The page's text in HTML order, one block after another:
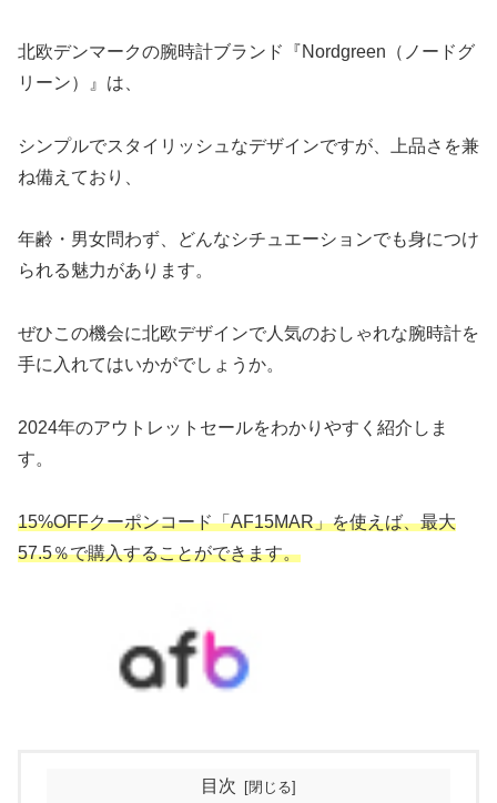
北欧デンマークの腕時計ブランド『Nordgreen（ノードグ
リーン）』は、
シンプルでスタイリッシュなデザインですが、上品さを兼
ね備えており、
年齢・男女問わず、どんなシチュエーションでも身につけ
られる魅力があります。
ぜひこの機会に北欧デザインで人気のおしゃれな腕時計を
手に入れてはいかがでしょうか。
2024年のアウトレットセールをわかりやすく紹介しま
す。
15%OFFクーポンコード「AF15MAR」を使えば、最大
57.5％で購入することができます。
目次